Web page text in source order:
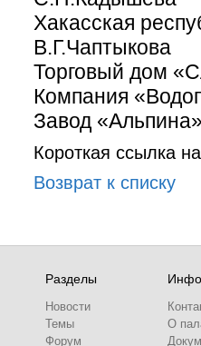
Хакасская
В.Г.Чаптыкова
Торговый дом
Компания
Завод «Альпина»
Короткая ссылка
Возврат к списку
Разделы
Новости
Темы
Форум
О